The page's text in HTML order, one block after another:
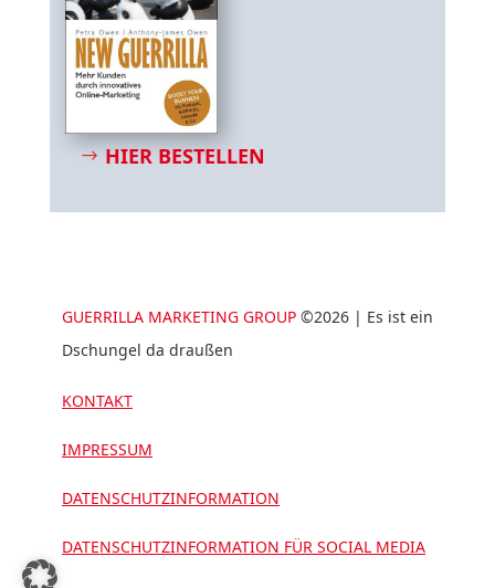
HIER BESTELLEN
GUERRILLA MARKETING GROUP ©2026 | Es ist ein
Dschungel da draußen
KONTAKT
IMPRESSUM
DATENSCHUTZINFORMATION
DATENSCHUTZINFORMATION FÜR SOCIAL MEDIA